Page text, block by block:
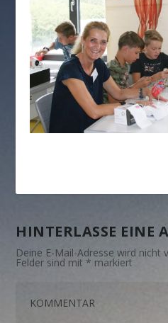
HINTERLASSE EINE
Deine E-Mail-Adresse wird nicht
Felder sind mit * markiert